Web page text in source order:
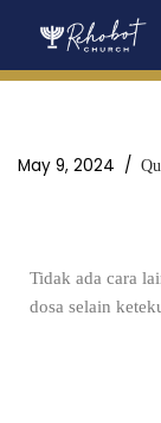
May 9, 2024
Tidak ada cara
dosa selain